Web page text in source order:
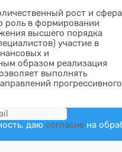
рост и сфера
роль в формировании
высшего порядка
участие в
и
образом реализация
выполнять
прогрессивного
даю согласие на